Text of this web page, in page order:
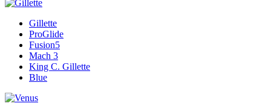
Gillette
ProGlide
Fusion5
Mach 3
King C. Gillette
Blue